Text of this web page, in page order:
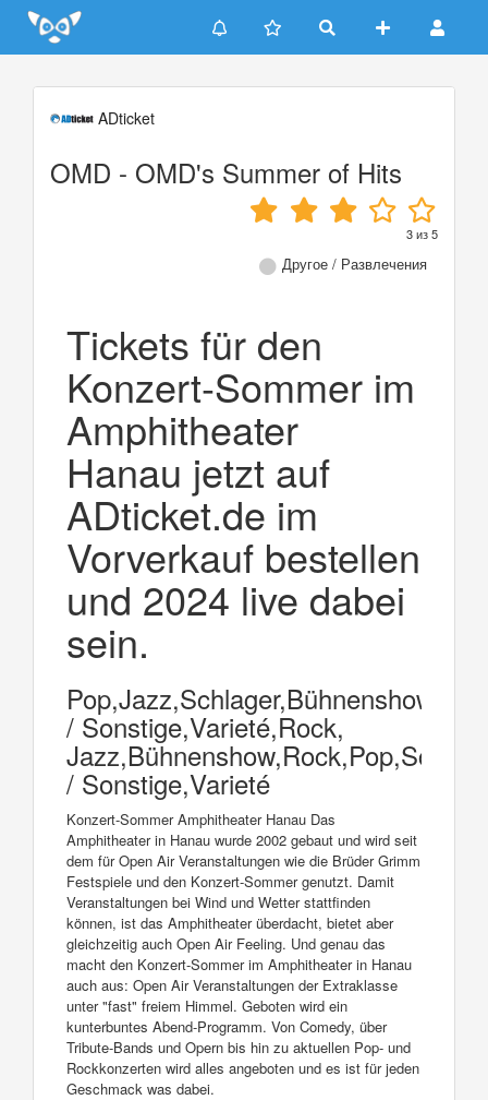
Update cookies preferences
ADticket
OMD - OMD's Summer of Hits
3из5
Другое / Развлечения
Tickets für den
Konzert-Sommer im
Amphitheater
Hanau jetzt auf
ADticket.de im
Vorverkauf bestellen
und 2024 live dabei
sein.
/ Sonstige,Varieté,Rock,
/ Sonstige,Varieté
Konzert-Sommer Amphitheater Hanau Das
Amphitheater in Hanau wurde 2002 gebaut und wird seit
dem für Open Air Veranstaltungen wie die Brüder Grimm
Festspiele und den Konzert-Sommer genutzt. Damit
Veranstaltungen bei Wind und Wetter stattfinden
können, ist das Amphitheater überdacht, bietet aber
gleichzeitig auch Open Air Feeling. Und genau das
macht den Konzert-Sommer im Amphitheater in Hanau
auch aus: Open Air Veranstaltungen der Extraklasse
unter "fast" freiem Himmel. Geboten wird ein
kunterbuntes Abend-Programm. Von Comedy, über
Tribute-Bands und Opern bis hin zu aktuellen Pop- und
Rockkonzerten wird alles angeboten und es ist für jeden
Geschmack was dabei.